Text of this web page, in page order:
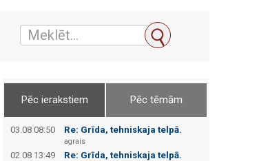
Pēc ierakstiem Pēc tēmām
03.08 08:50 Re: Grīda, tehniskaja telpā.
agrais
02.08 13:49 Re: Grīda, tehniskaja telpā.